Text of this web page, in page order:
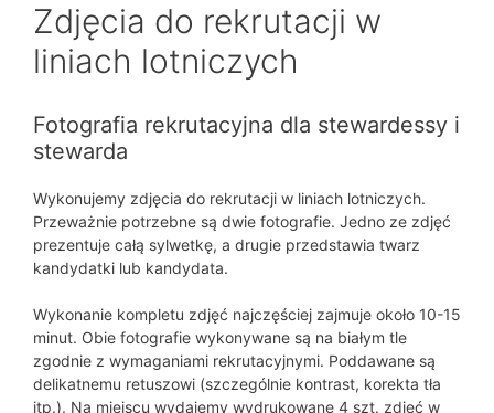
Zdjęcia do rekrutacji w
liniach lotniczych
Fotografia rekrutacyjna dla stewardessy i
stewarda
Wykonujemy zdjęcia do rekrutacji w liniach lotniczych.
Przeważnie potrzebne są dwie fotografie. Jedno ze zdjęć
prezentuje całą sylwetkę, a drugie przedstawia twarz
kandydatki lub kandydata.
Wykonanie kompletu zdjęć najczęściej zajmuje około 10-15
minut. Obie fotografie wykonywane są na białym tle
zgodnie z wymaganiami rekrutacyjnymi. Poddawane są
delikatnemu retuszowi (szczególnie kontrast, korekta tła
itp.). Na miejscu wydajemy wydrukowane 4 szt. zdjęć w